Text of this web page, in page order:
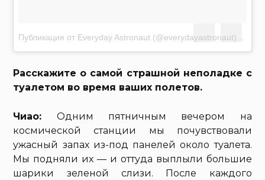
Публикация от Everyday Astronaut (@everydayastronaut)Мар
Расскажите о самой страшной неполадке с
туалетом во время ваших полетов.
Чиао: Одним пятничным вечером на
космической станции мы почувствовали
ужасный запах из-под панелей около туалета.
Мы подняли их — и оттуда выплыли большие
шарики зеленой слизи. После каждого